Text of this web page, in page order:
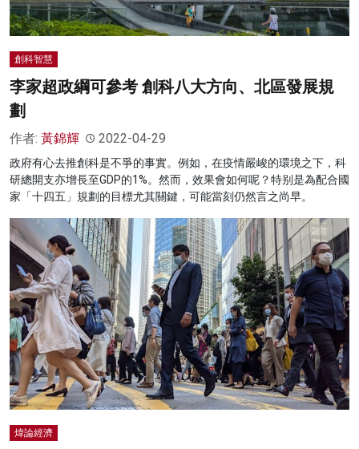
創科智慧
李家超政綱可參考 創科八大方向、北區發展規
劃
作者: 黃錦輝 2022-04-29
政府有心去推創科是不爭的事實。例如，在疫情嚴峻的環境之下，科
研總開支亦增長至GDP的1%。然而，效果會如何呢？特别是為配合國
家「十四五」規劃的目標尤其關鍵，可能當刻仍然言之尚早。
煒論經濟